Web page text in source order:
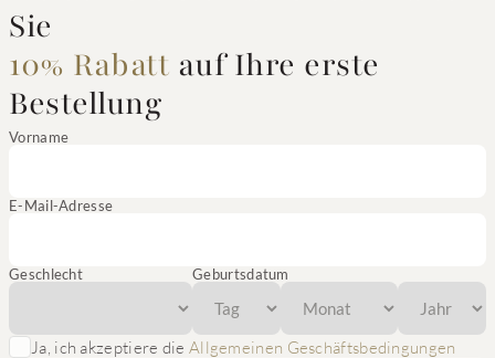
Sie
10% Rabatt auf Ihre erste
Bestellung
Vorname
E-Mail-Adresse
Geschlecht Geburtsdatum
Ja, ich akzeptiere die Allgemeinen Geschäftsbedingungen